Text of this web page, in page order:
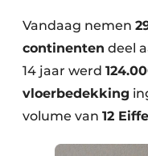
Vandaag nemen
continenten deel
14 jaar werd
vloerbedekking
volume van 12